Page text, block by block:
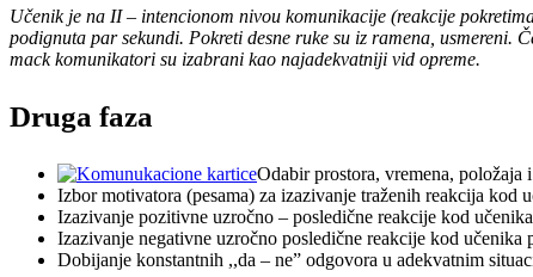
Učenik je na II – intencionom nivou komunikacije (reakcije
podignuta par sekundi. Pokreti desne ruke su iz ramena, usmereni.
mack komunikatori su izabrani kao najadekvatniji vid opreme.
Druga faza
Odabir prostora, vremena, položaja
Izbor motivatora (pesama) za izazivanje traženih reakcija kod
Izazivanje pozitivne uzročno – posledične reakcije kod
Izazivanje negativne uzročno posledične reakcije kod učenika
Dobijanje konstantnih ,,da – ne” odgovora u adekvatnim